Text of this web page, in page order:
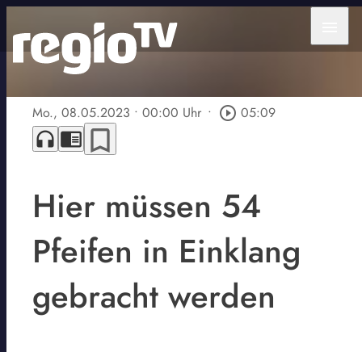
Mo., 08.05.2023 • 00:00 Uhr • play_circle_outline 05:09
headphones chrome_reader_mode bookmark_border
Hier müssen 54
Pfeifen in Einklang
gebracht werden